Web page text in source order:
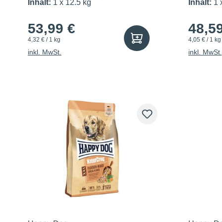
Inhalt: 1 x 12.5 kg
53,99 €
4,32 € / 1 kg
inkl. MwSt.
Inhalt: 1
4,05 € / 1 kg
inkl. MwSt.